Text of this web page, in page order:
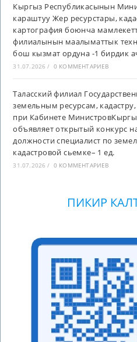
Кыргыз Республикасынын
караштуу Жер ресурстары,
картография боюнча
филиалынын маалыматтык
бош кызмат ордуна -1 бирдик
31.07.2026 / 0 КОММЕНТАРИЕВ
Таласский филиал
земельным ресурсам,
при Кабинете
объявляет открытый конкурс
должности специалист по
кадастровой сьемке– 1 ед.
31.07.2026 / 0 КОММЕНТАРИЕВ
ПИКИР